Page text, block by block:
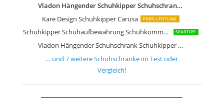
Vladon Hängender Schuhkipper Schuhschrank Malea
Kare Design Schuhkipper Carusa
PREIS-LEISTUNG
Schuhkipper Schuhaufbewahrung Schuhkommode Schuhständer SPARTIPP
Vladon Hängender Schuhschrank Schuhkipper Annie
… und7weitereSchuhschränke im Test oder
Vergleich!